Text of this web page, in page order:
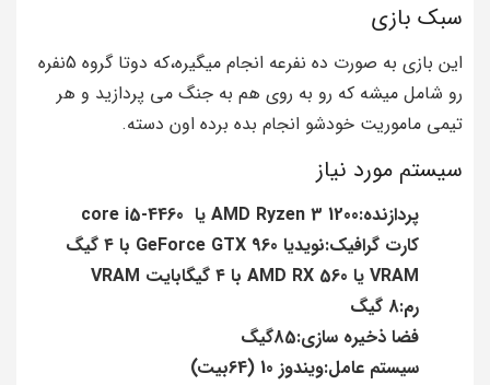
سبک بازی
این بازی به صورت ده نفرعه انجام میگیره،که دوتا گروه 5نفره
رو شامل میشه که رو به روی هم به جنگ می پردازید و هر
تیمی ماموریت خودشو انجام بده برده اون دسته.
سیستم مورد نیاز
پردازنده:AMD Ryzen 3 1200 یا core i5-4460
کارت گرافیک:نویدیا GeForce GTX 960 با ۴ گیگ
VRAM یا AMD RX 560 با ۴ گیگابایت VRAM
رم:8 گیگ
فضا ذخیره سازی:85گیگ
سیستم عامل:ویندوز 10 (64بیت)